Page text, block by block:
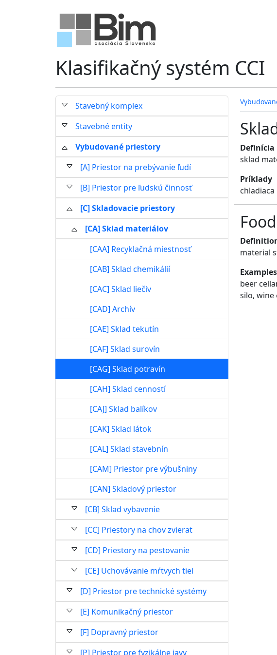
Klasifikačný systém CCI
Stavebný komplex
Stavebné entity
Vybudované priestory
[A] Priestor na prebývanie ľudí
[B] Priestor pre ľudskú činnosť
[C] Skladovacie priestory
[CA] Sklad materiálov
[CAA] Recyklačná miestnosť
[CAB] Sklad chemikálií
[CAC] Sklad liečiv
[CAD] Archív
[CAE] Sklad tekutín
[CAF] Sklad surovín
[CAG] Sklad potravín
[CAH] Sklad cenností
[CAJ] Sklad balíkov
[CAK] Sklad látok
[CAL] Sklad stavebnín
[CAM] Priestor pre výbušniny
[CAN] Skladový priestor
[CB] Sklad vybavenie
[CC] Priestory na chov zvierat
[CD] Priestory na pestovanie
[CE] Uchovávanie mŕtvych tiel
[D] Priestor pre technické systémy
[E] Komunikačný priestor
[F] Dopravný priestor
[P] Priestor pre fyzikálne javy
Definícia
sklad
Príklady
material
Examples
beer
silo, wine